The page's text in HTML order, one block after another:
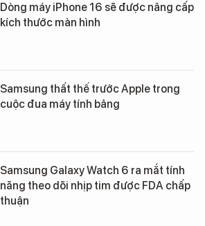
Dòng máy iPhone 16 sẽ được nâng cấp
kích thước màn hình
Samsung thất thế trước Apple trong
cuộc đua máy tính bảng
Samsung Galaxy Watch 6 ra mắt tính
năng theo dõi nhịp tim được FDA chấp
thuận